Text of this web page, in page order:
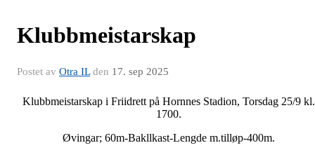
Klubbmeistarskap
Postet av Otra ILden 17. sep 2025
Klubbmeistarskap i Friidrett på Hornnes Stadion, Torsdag 25/9 kl.
1700.
Øvingar; 60m-Bakllkast-Lengde m.tilløp-400m.